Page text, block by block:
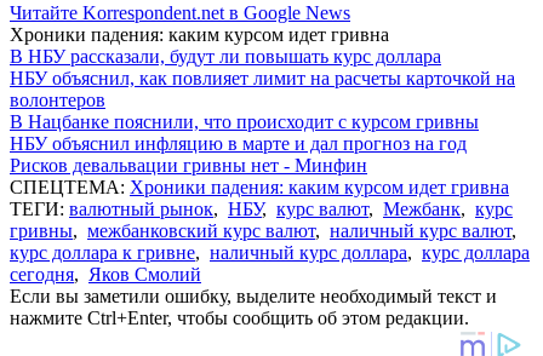
Читайте Korrespondent.net в Google News
Хроники падения: каким курсом идет гривна
В НБУ рассказали, будут ли повышать курс доллара
НБУ объяснил, как повлияет лимит на расчеты карточкой на
волонтеров
В Нацбанке пояснили, что происходит с курсом гривны
НБУ объяснил инфляцию в марте и дал прогноз на год
Рисков девальвации гривны нет - Минфин
СПЕЦТЕМА: Хроники падения: каким курсом идет гривна
ТЕГИ: валютный рынок, НБУ, курс валют, Межбанк, курс
гривны, межбанковский курс валют, наличный курс валют,
курс доллара к гривне, наличный курс доллара, курс доллара
сегодня, Яков Смолий
Если вы заметили ошибку, выделите необходимый текст и
нажмите Ctrl+Enter, чтобы сообщить об этом редакции.